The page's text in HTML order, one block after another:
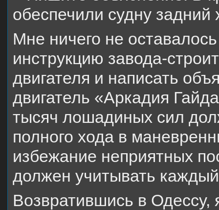
обеспечили судну задний
Мне ничего не
инструкцию завода-
двигателя и написать
двигатель «Аркадия
тысяч лошадиных сил
полного хода в
избежание неприятных
должен учитывать
Возвратившись в Одессу,